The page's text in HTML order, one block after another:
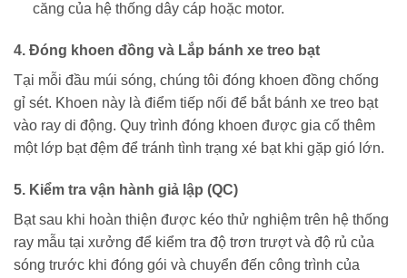
căng của hệ thống dây cáp hoặc motor.
4. Đóng khoen đồng và Lắp bánh xe treo bạt
Tại mỗi đầu múi sóng, chúng tôi đóng khoen đồng chống
gỉ sét. Khoen này là điểm tiếp nối để bắt bánh xe treo bạt
vào ray di động. Quy trình đóng khoen được gia cố thêm
một lớp bạt đệm để tránh tình trạng xé bạt khi gặp gió lớn.
5. Kiểm tra vận hành giả lập (QC)
Bạt sau khi hoàn thiện được kéo thử nghiệm trên hệ thống
ray mẫu tại xưởng để kiểm tra độ trơn trượt và độ rủ của
sóng trước khi đóng gói và chuyển đến công trình của